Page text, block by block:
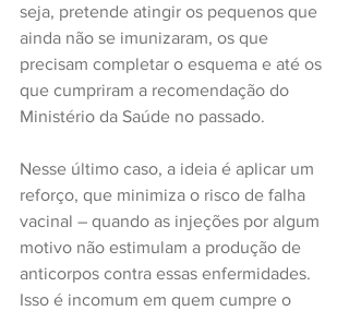
seja, pretende atingir os pequenos que
ainda não se imunizaram, os que
precisam completar o esquema e até os
que cumpriram a recomendação do
Ministério da Saúde no passado.
Nesse último caso, a ideia é aplicar um
reforço, que minimiza o risco de falha
vacinal – quando as injeções por algum
motivo não estimulam a produção de
anticorpos contra essas enfermidades.
Isso é incomum em quem cumpre o